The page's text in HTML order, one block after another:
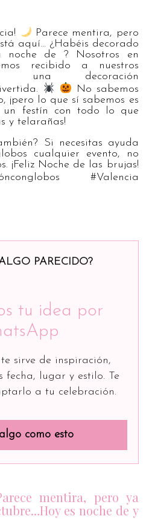
Parece mentira, pero
aquí… ¿Habéis decorado
de ? Nosotros en
recibido a nuestros
una decoración
No sabemos
¡pero lo que sí sabemos es
festín con todo lo que
y telarañas!
Si necesitas ayuda
cualquier evento, no
¡Feliz Noche de las brujas!
#Valencia
PARECIDO?
tu idea por
sirve de inspiración,
fecha, lugar y estilo. Te
a tu celebración.
como esto
mentira, pero ya
es noche de y